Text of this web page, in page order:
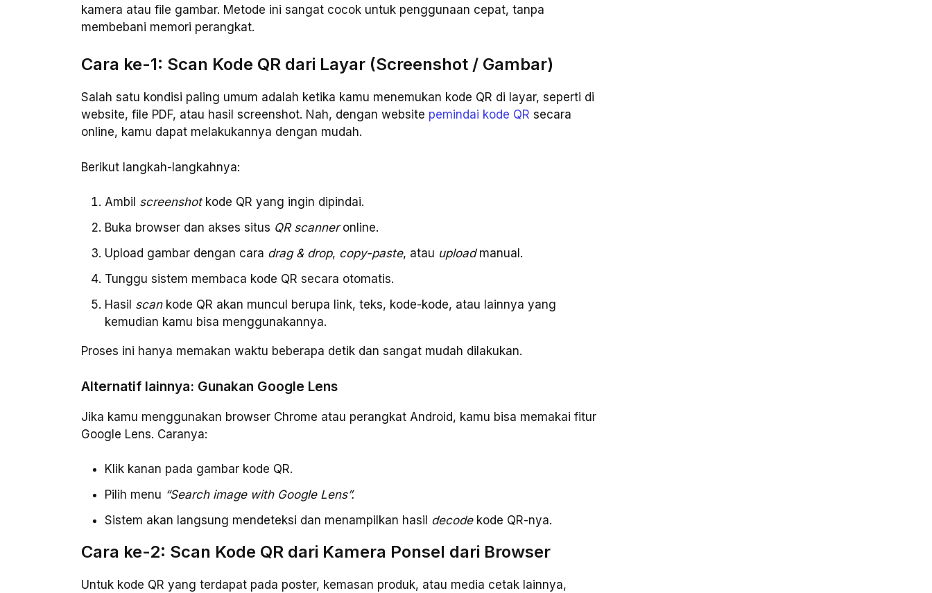
kamera atau file gambar. Metode ini sangat cocok untuk penggunaan cepat, tanpa
membebani memori perangkat.
Cara ke-1: Scan Kode QR dari Layar (Screenshot / Gambar)
Salah satu kondisi paling umum adalah ketika kamu menemukan kode QR di layar, seperti di
website, file PDF, atau hasil screenshot. Nah, dengan website pemindai kode QR secara
online, kamu dapat melakukannya dengan mudah.
Berikut langkah-langkahnya:
Ambil screenshotkode QR yang ingin dipindai.
Buka browser dan akses situs QR scanneronline.
Upload gambar dengan cara drag & drop, copy-paste, atau uploadmanual.
Tunggu sistem membaca kode QR secara otomatis.
Hasil scankode QR akan muncul berupa link, teks, kode-kode, atau lainnya yang
kemudian kamu bisa menggunakannya.
Proses ini hanya memakan waktu beberapa detik dan sangat mudah dilakukan.
Alternatif lainnya: Gunakan Google Lens
Jika kamu menggunakan browser Chrome atau perangkat Android, kamu bisa memakai fitur
Google Lens. Caranya:
Klik kanan pada gambar kode QR.
Pilih menu “Search image with Google Lens”.
Sistem akan langsung mendeteksi dan menampilkan hasil decode kode QR-nya.
Cara ke-2: Scan Kode QR dari Kamera Ponsel dari Browser
Untuk kode QR yang terdapat pada poster, kemasan produk, atau media cetak lainnya,